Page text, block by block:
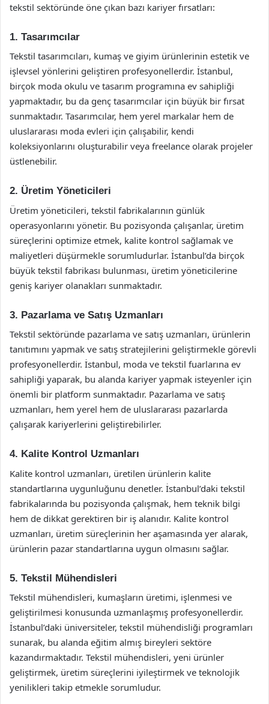
tekstil sektöründe öne çıkan bazı kariyer fırsatları:
1. Tasarımcılar
Tekstil tasarımcıları, kumaş ve giyim ürünlerinin estetik ve
işlevsel yönlerini geliştiren profesyonellerdir. İstanbul,
birçok moda okulu ve tasarım programına ev sahipliği
yapmaktadır, bu da genç tasarımcılar için büyük bir fırsat
sunmaktadır. Tasarımcılar, hem yerel markalar hem de
uluslararası moda evleri için çalışabilir, kendi
koleksiyonlarını oluşturabilir veya freelance olarak projeler
üstlenebilir.
2. Üretim Yöneticileri
Üretim yöneticileri, tekstil fabrikalarının günlük
operasyonlarını yönetir. Bu pozisyonda çalışanlar, üretim
süreçlerini optimize etmek, kalite kontrol sağlamak ve
maliyetleri düşürmekle sorumludurlar. İstanbul’da birçok
büyük tekstil fabrikası bulunması, üretim yöneticilerine
geniş kariyer olanakları sunmaktadır.
3. Pazarlama ve Satış Uzmanları
Tekstil sektöründe pazarlama ve satış uzmanları, ürünlerin
tanıtımını yapmak ve satış stratejilerini geliştirmekle görevli
profesyonellerdir. İstanbul, moda ve tekstil fuarlarına ev
sahipliği yaparak, bu alanda kariyer yapmak isteyenler için
önemli bir platform sunmaktadır. Pazarlama ve satış
uzmanları, hem yerel hem de uluslararası pazarlarda
çalışarak kariyerlerini geliştirebilirler.
4. Kalite Kontrol Uzmanları
Kalite kontrol uzmanları, üretilen ürünlerin kalite
standartlarına uygunluğunu denetler. İstanbul’daki tekstil
fabrikalarında bu pozisyonda çalışmak, hem teknik bilgi
hem de dikkat gerektiren bir iş alanıdır. Kalite kontrol
uzmanları, üretim süreçlerinin her aşamasında yer alarak,
ürünlerin pazar standartlarına uygun olmasını sağlar.
5. Tekstil Mühendisleri
Tekstil mühendisleri, kumaşların üretimi, işlenmesi ve
geliştirilmesi konusunda uzmanlaşmış profesyonellerdir.
İstanbul’daki üniversiteler, tekstil mühendisliği programları
sunarak, bu alanda eğitim almış bireyleri sektöre
kazandırmaktadır. Tekstil mühendisleri, yeni ürünler
geliştirmek, üretim süreçlerini iyileştirmek ve teknolojik
yenilikleri takip etmekle sorumludur.